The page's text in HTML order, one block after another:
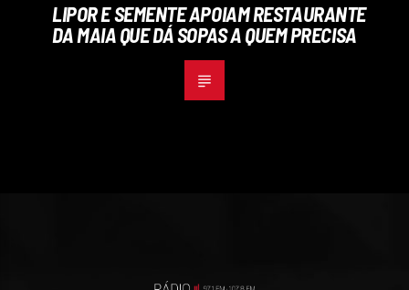
LIPOR E SEMENTE APOIAM RESTAURANTE
DA MAIA QUE DÁ SOPAS A QUEM PRECISA